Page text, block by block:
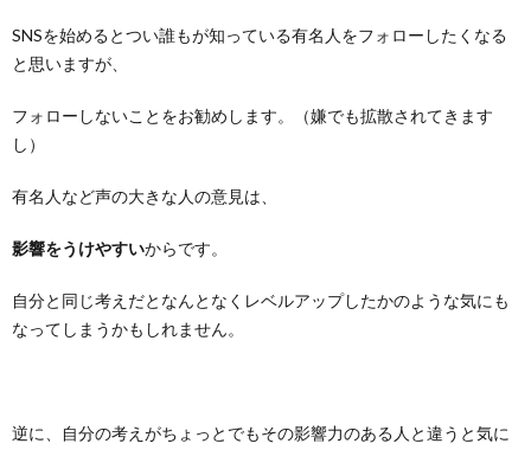
SNSを始めるとつい誰もが知っている有名人をフォローしたくなる
と思いますが、
フォローしないことをお勧めします。（嫌でも拡散されてきます
し）
有名人など声の大きな人の意見は、
影響をうけやすいからです。
自分と同じ考えだとなんとなくレベルアップしたかのような気にも
なってしまうかもしれません。
逆に、自分の考えがちょっとでもその影響力のある人と違うと気に